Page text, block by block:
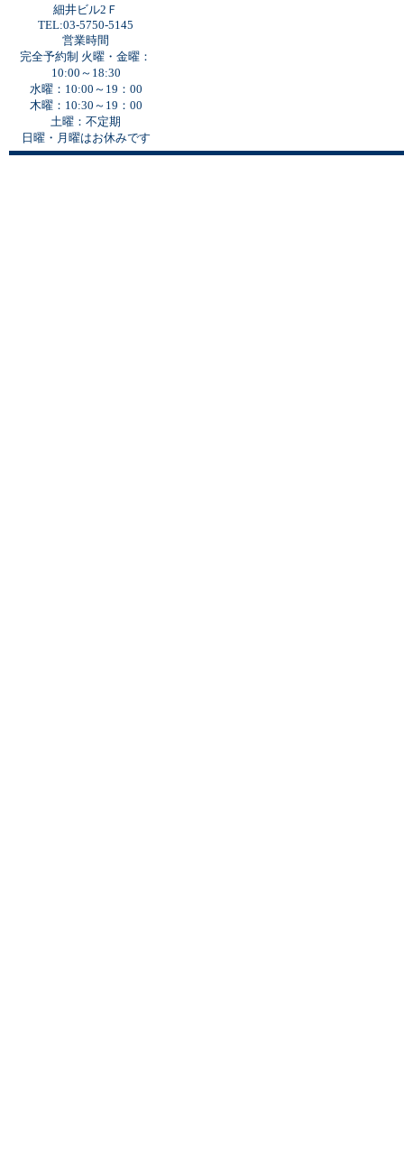
細井ビル2Ｆ
TEL:03-5750-5145
営業時間
完全予約制 火曜・金曜：
10:00～18:30
水曜：10:00～19：00
木曜：10:30～19：00
土曜：不定期
日曜・月曜はお休みです